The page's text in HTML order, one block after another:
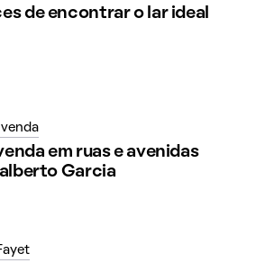
de encontrar o lar ideal
em ruas e avenidas
Garcia